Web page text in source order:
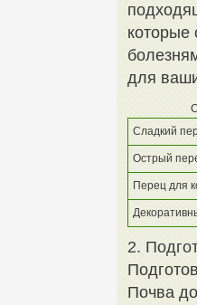
которые
для
Сладкий
Острый
Перец для
2.
Почва